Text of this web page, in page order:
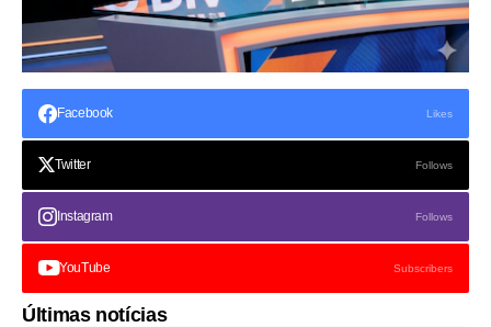
Facebook Likes
Twitter Follows
Instagram Follows
YouTube Subscribers
Últimas notícias